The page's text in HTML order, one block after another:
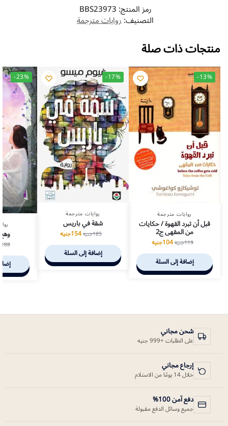
رمز المنتج:BBS23973
التصنيف:روايات مترجمة
منتجات ذات صلة
-13%
روايات مترجمة
قبل أن تبرد القهوة / حكايات
من المقهى ج2
119جنيه104جنيه
إضافة إلى السلة
-17%
روايات مترجمة
شقة في باريس
185جنيه154جنيه
إضافة إلى السلة
-23%
188
شحن مجاني
على الطلبات +999 جنيه
إرجاع مجاني
خلال 14 يومًا من الاستلام
دفع آمن 100%
جميع وسائل الدفع مقبولة